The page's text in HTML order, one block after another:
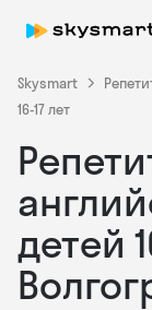
Skysmart
16-17 лет
детей
Skysmart